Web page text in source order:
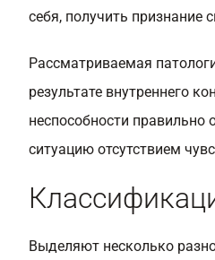
себя, получить признание
Рассматриваемая
результате внутреннего
неспособности правильно
ситуацию отсутствием
Выделяют несколько